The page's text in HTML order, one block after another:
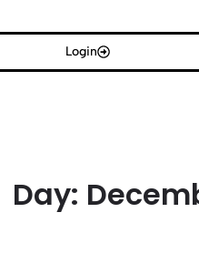
Login
Day: